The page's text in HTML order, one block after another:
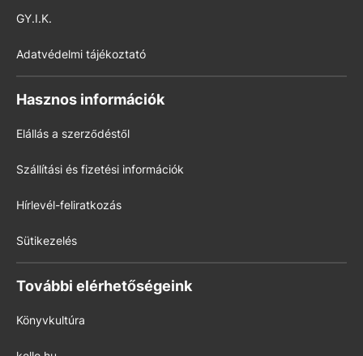
GY.I.K.
Adatvédelmi tájékoztató
Hasznos információk
Elállás a szerződéstől
Szállítási és fizetési információk
Hírlevél-feliratkozás
Sütikezelés
További elérhetőségeink
Könyvkultúra